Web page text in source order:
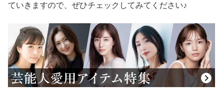
ていきますので、ぜひチェックしてみてください♪